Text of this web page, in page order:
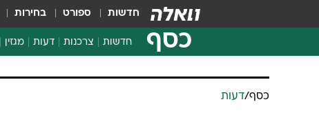
חדשות ספורט בחירות
כסף חדשות צרכנות דעות מגזין
כסף/דעות